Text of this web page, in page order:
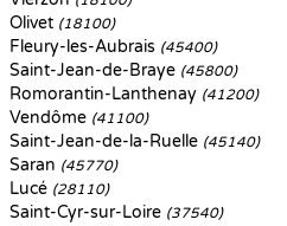
Olivet (18100)
Fleury-les-Aubrais (45400)
Saint-Jean-de-Braye (45800)
Romorantin-Lanthenay (41200)
Vendôme (41100)
Saint-Jean-de-la-Ruelle (45140)
Saran (45770)
Lucé (28110)
Saint-Cyr-sur-Loire (37540)